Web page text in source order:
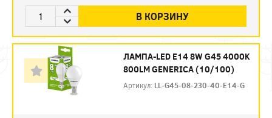
В КОРЗИНУ
ЛАМПА-LED E14 8W G45 4000K
800LM GENERICA (10/100)
Артикул: LL-G45-08-230-40-E14-G